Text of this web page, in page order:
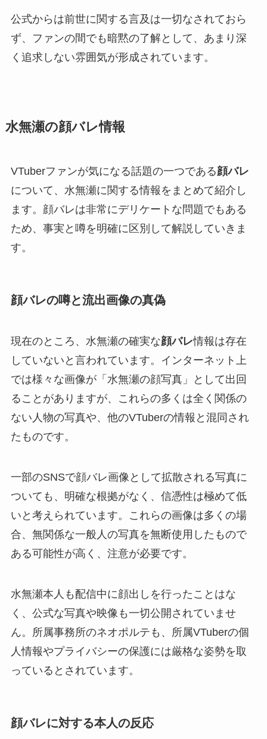
公式からは前世に関する言及は一切なされておら
ず、ファンの間でも暗黙の了解として、あまり深
く追求しない雰囲気が形成されています。
水無瀬の顔バレ情報
VTuberファンが気になる話題の一つである顔バレ
について、水無瀬に関する情報をまとめて紹介し
ます。顔バレは非常にデリケートな問題でもある
ため、事実と噂を明確に区別して解説していきま
す。
顔バレの噂と流出画像の真偽
現在のところ、水無瀬の確実な顔バレ情報は存在
していないと言われています。インターネット上
では様々な画像が「水無瀬の顔写真」として出回
ることがありますが、これらの多くは全く関係の
ない人物の写真や、他のVTuberの情報と混同され
たものです。
一部のSNSで顔バレ画像として拡散される写真に
ついても、明確な根拠がなく、信憑性は極めて低
いと考えられています。これらの画像は多くの場
合、無関係な一般人の写真を無断使用したもので
ある可能性が高く、注意が必要です。
水無瀬本人も配信中に顔出しを行ったことはな
く、公式な写真や映像も一切公開されていませ
ん。所属事務所のネオポルテも、所属VTuberの個
人情報やプライバシーの保護には厳格な姿勢を取
っているとされています。
顔バレに対する本人の反応